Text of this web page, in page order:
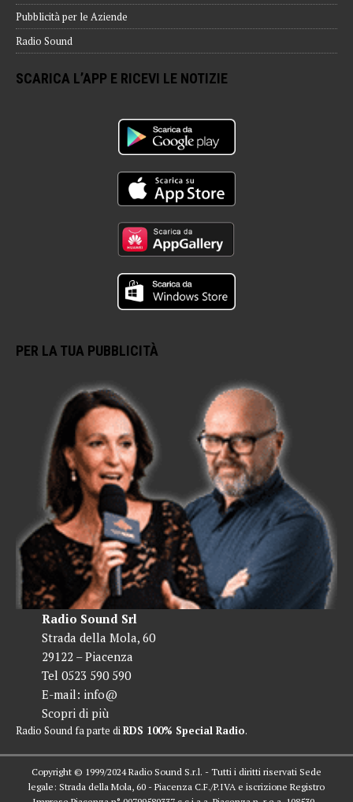
Pubblicità per le Aziende
Radio Sound
SCARICA L’APP E RICEVI LE NOTIZIE
PER LA TUA PUBBLICITÀ
Radio Sound Srl
Strada della Mola, 60
29122 – Piacenza
Tel 0523 590 590
E-mail: info@
Scopri di più
Radio Sound fa parte diRDS 100% Special Radio.
Copyright © 1999/2024 Radio Sound S.r.l. - Tutti i diritti riservati Sede
legale: Strada della Mola, 60 - Piacenza C.F./P.IVA e iscrizione Registro